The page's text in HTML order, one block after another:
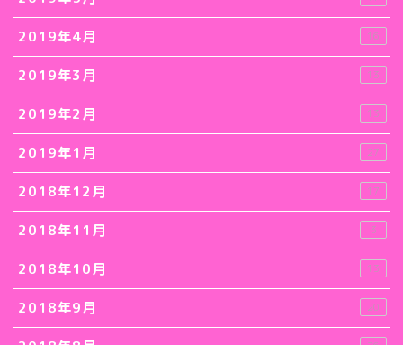
2019年4月 16
2019年3月 13
2019年2月 13
2019年1月 27
2018年12月 17
2018年11月 3
2018年10月 13
2018年9月 20